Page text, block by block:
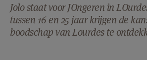
Jolo staat voor JOngeren in
tussen 16 en 25 jaar krijgen de
boodschap van Lourdes te